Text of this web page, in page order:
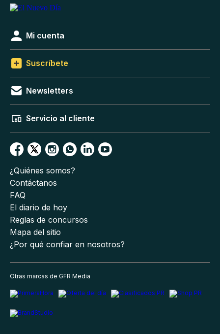
Mi cuenta
Suscríbete
Newsletters
Servicio al cliente
¿Quiénes somos?
Contáctanos
FAQ
El diario de hoy
Reglas de concursos
Mapa del sitio
¿Por qué confiar en nosotros?
Otras marcas de GFR Media